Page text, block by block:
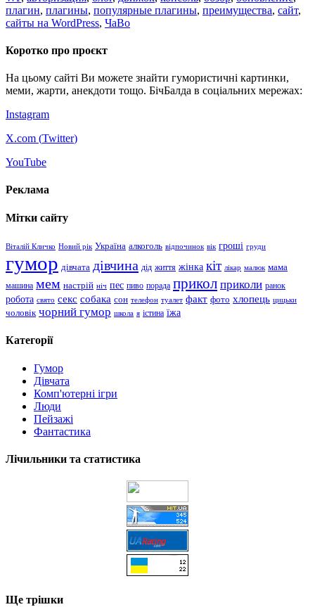
плагин, плагины, популярные плагины, преимущества, сайт,
сайты на WordPress, ЧаВо
Коротко про проєкт
На цьому сайті Ви можете знайти гумористичні картинки,
меми, жарти, анекдоти тощо. БічБалда в соціальних мережах:
Instagram
X.com (Twitter)
YouTube
Реклама
Мітки сайту
Віталій Кличко Новий рік Україна алкоголь відпочинок вік гроші груди
гумор дівчата дівчина дід життя жінка кіт лікар малюк мама
машина мем настрій ніч пес пиво порада прикол приколи ранок
робота свято секс собака сон телефон туалет факт фото хлопець цицьки
чоловік чорний гумор школа я істина їжа
Категорії
Гумор
Дівчата
Комп'ютерні ігри
Люди
Пейзажі
Фантастика
Лічильники та статистика
Ще трішки